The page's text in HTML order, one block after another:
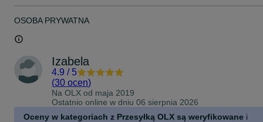
OSOBA PRYWATNA
Izabela
4.9 / 5
(30 ocen)
Na OLX od maja 2019
Ostatnio online w dniu 06 sierpnia 2026
Oceny w kategoriach z Przesyłką OLX są weryfikowane i